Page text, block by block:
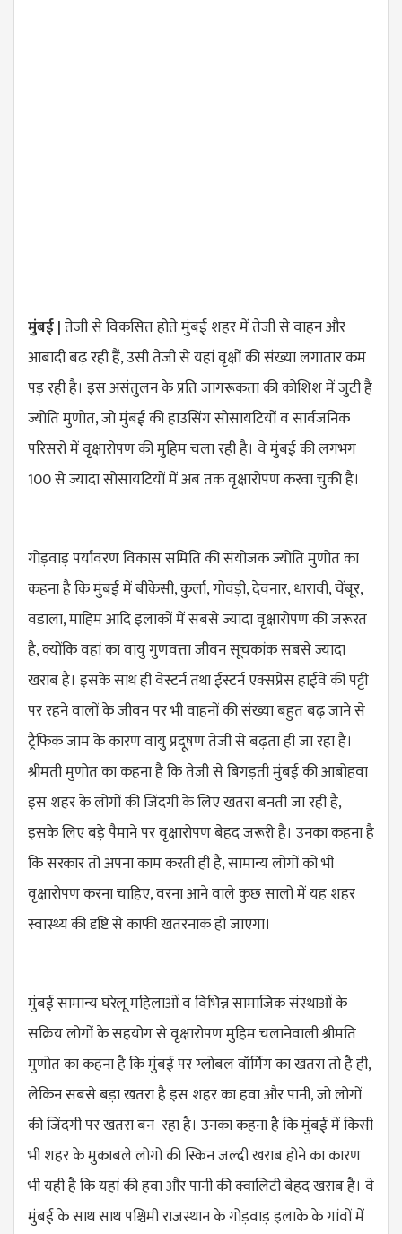
मुंबई |तेजी से विकसित होते मुंबई शहर में तेजी से वाहन और
आबादी बढ़ रही हैं, उसी तेजी से यहां वृक्षों की संख्या लगातार कम
पड़ रही है। इस असंतुलन के प्रति जागरूकता की कोशिश में जुटी हैं
ज्योति मुणोत, जो मुंबई की हाउसिंग सोसायटियों व सार्वजनिक
परिसरों में वृक्षारोपण की मुहिम चला रही है। वे मुंबई की लगभग
100 से ज्यादा सोसायटियों में अब तक वृक्षारोपण करवा चुकी है।
गोड़वाड़ पर्यावरण विकास समिति की संयोजक ज्योति मुणोत का
कहना है कि मुंबई में बीकेसी, कुर्ला, गोवंड़ी, देवनार, धारावी, चेंबूर,
वडाला, माहिम आदि इलाकों में सबसे ज्यादा वृक्षारोपण की जरूरत
है, क्योंकि वहां का वायु गुणवत्ता जीवन सूचकांक सबसे ज्यादा
खराब है। इसके साथ ही वेस्टर्न तथा ईस्टर्न एक्सप्रेस हाईवे की पट्टी
पर रहने वालों के जीवन पर भी वाहनों की संख्या बहुत बढ़ जाने से
ट्रैफिक जाम के कारण वायु प्रदूषण तेजी से बढ़ता ही जा रहा हैं।
श्रीमती मुणोत का कहना है कि तेजी से बिगड़ती मुंबई की आबोहवा
इस शहर के लोगों की जिंदगी के लिए खतरा बनती जा रही है,
इसके लिए बड़े पैमाने पर वृक्षारोपण बेहद जरूरी है। उनका कहना है
कि सरकार तो अपना काम करती ही है, सामान्य लोगों को भी
वृक्षारोपण करना चाहिए, वरना आने वाले कुछ सालों में यह शहर
स्वास्थ्य की दृष्टि से काफी खतरनाक हो जाएगा।
मुंबई सामान्य घरेलू महिलाओं व विभिन्न सामाजिक संस्थाओं के
सक्रिय लोगों के सहयोग से वृक्षारोपण मुहिम चलानेवाली श्रीमति
मुणोत का कहना है कि मुंबई पर ग्लोबल वॉर्मिग का खतरा तो है ही,
लेकिन सबसे बड़ा खतरा है इस शहर का हवा और पानी, जो लोगों
की जिंदगी पर खतरा बन रहा है। उनका कहना है कि मुंबई में किसी
भी शहर के मुकाबले लोगों की स्किन जल्दी खराब होने का कारण
भी यही है कि यहां की हवा और पानी की क्वालिटी बेहद खराब है। वे
मुंबई के साथ साथ पश्चिमी राजस्थान के गोड़वाड़ इलाके के गांवों में